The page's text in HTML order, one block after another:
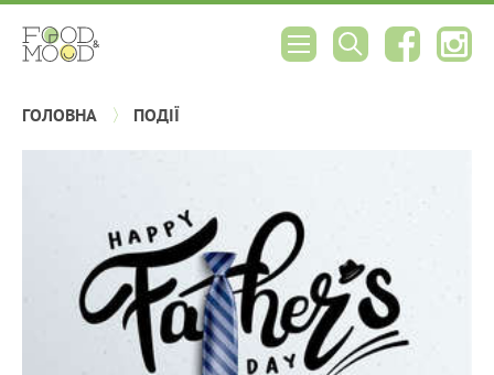
ГОЛОВНА ПОДІЇ